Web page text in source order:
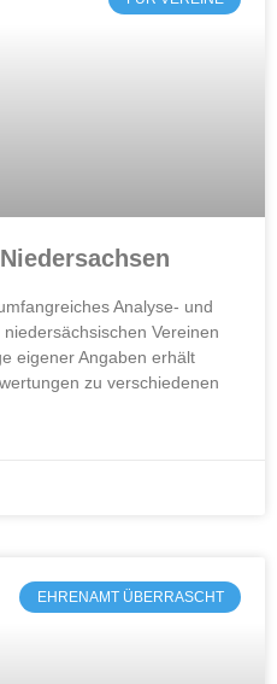
Analyse- und
Vereinen
eigener Angaben erhält
zu verschiedenen
EHRENAMT ÜBERRASCHT